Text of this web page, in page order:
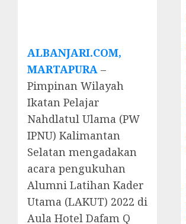
ALBANJARI.COM,
MARTAPURA –
Pimpinan Wilayah
Ikatan Pelajar
Nahdlatul Ulama (PW
IPNU) Kalimantan
Selatan mengadakan
acara pengukuhan
Alumni Latihan Kader
Utama (LAKUT) 2022 di
Aula Hotel Dafam Q